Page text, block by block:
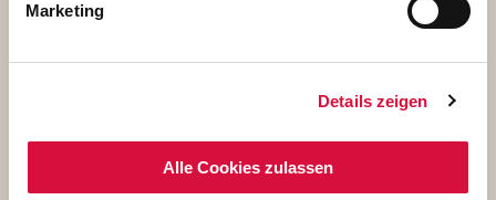
Marketing
Details zeigen
Alle Cookies zulassen
Für die Kinderhilfe
Für die Glaubenshilfe
Für die Bauhilfe